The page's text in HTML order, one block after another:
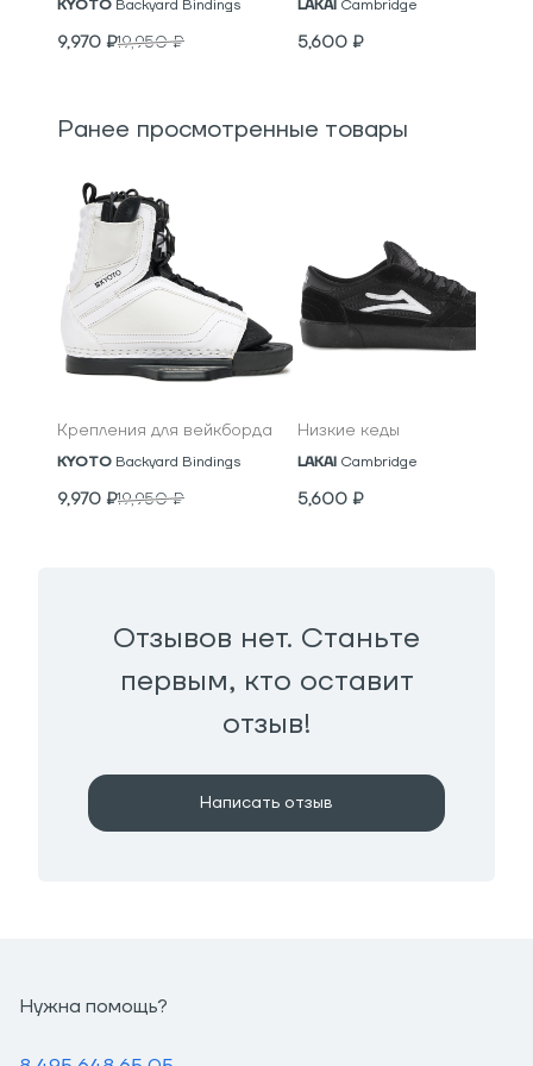
KYOTO Backyard Bindings
9,970 ₽19,950₽
LAKAI Cambridge
5,600 ₽
Ранее просмотренные товары
Крепления для вейкборда
KYOTO Backyard Bindings
9,970 ₽19,950₽
Низкие кеды
LAKAI Cambridge
5,600 ₽
Отзывов нет. Станьте
первым, кто оставит
отзыв!
Написать отзыв
Нужна помощь?